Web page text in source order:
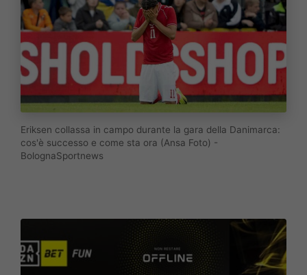
Eriksen collassa in campo durante la gara della Danimarca:
cos'è successo e come sta ora (Ansa Foto) -
BolognaSportnews